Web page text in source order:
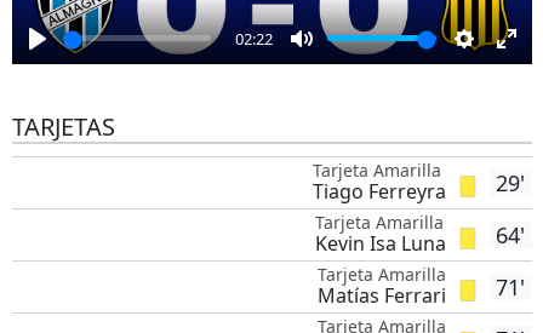
Play
02:22
Mute Settings
TARJETAS
29'
Tarjeta Amarilla
Tiago Ferreyra
64'
Tarjeta Amarilla
Kevin Isa Luna
71'
Tarjeta Amarilla
Matías Ferrari
Tarjeta Amarilla